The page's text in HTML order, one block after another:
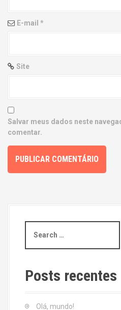
E-mail *
Site
Salvar meus dados neste
comentar.
a
c
h
Posts recentes
Olá, mundo!